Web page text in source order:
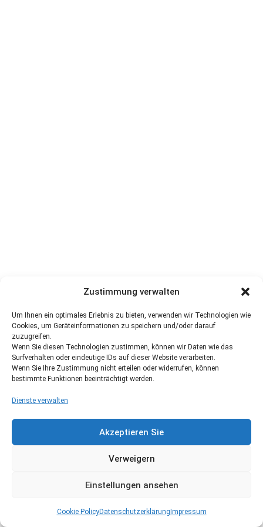
Zustimmung verwalten
Um Ihnen ein optimales Erlebnis zu bieten, verwenden wir Technologien wie
Cookies, um Geräteinformationen zu speichern und/oder darauf
zuzugreifen.
Wenn Sie diesen Technologien zustimmen, können wir Daten wie das
Surfverhalten oder eindeutige IDs auf dieser Website verarbeiten.
Wenn Sie Ihre Zustimmung nicht erteilen oder widerrufen, können
bestimmte Funktionen beeinträchtigt werden.
Dienste verwalten
Akzeptieren Sie
Verweigern
Einstellungen ansehen
Cookie PolicyDatenschutzerklärung Impressum